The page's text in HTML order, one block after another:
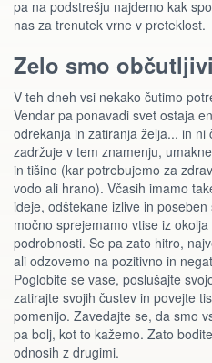
pa na podstrešju najdemo kak
nas za trenutek vrne v preteklost.
Zelo smo občutljivi
V teh dneh vsi nekako čutimo
Vendar pa ponavadi svet ostaja
odrekanja in zatiranja želja... in
zadržuje v tem znamenju,
in tišino (kar potrebujemo za
vodo ali hrano). Včasih imamo
ideje, odštekane izlive in
močno sprejemamo vtise iz
podrobnosti. Se pa zato hitro,
ali odzovemo na pozitivno in
Poglobite se vase, poslušajte
zatirajte svojih čustev in povejte
pomenijo. Zavedajte se, da smo
pa bolj, kot to kažemo. Zato
odnosih z drugimi.